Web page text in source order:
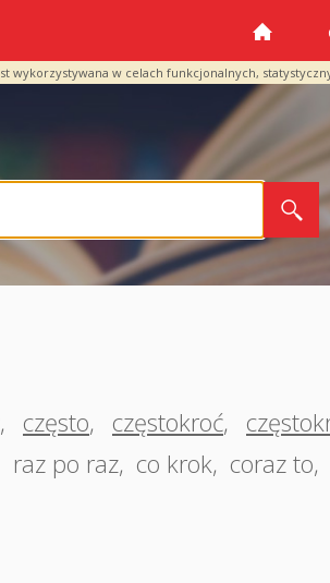
w celach funkcjonalnych,
, często, częstokroć,
raz po raz, co krok, coraz to,